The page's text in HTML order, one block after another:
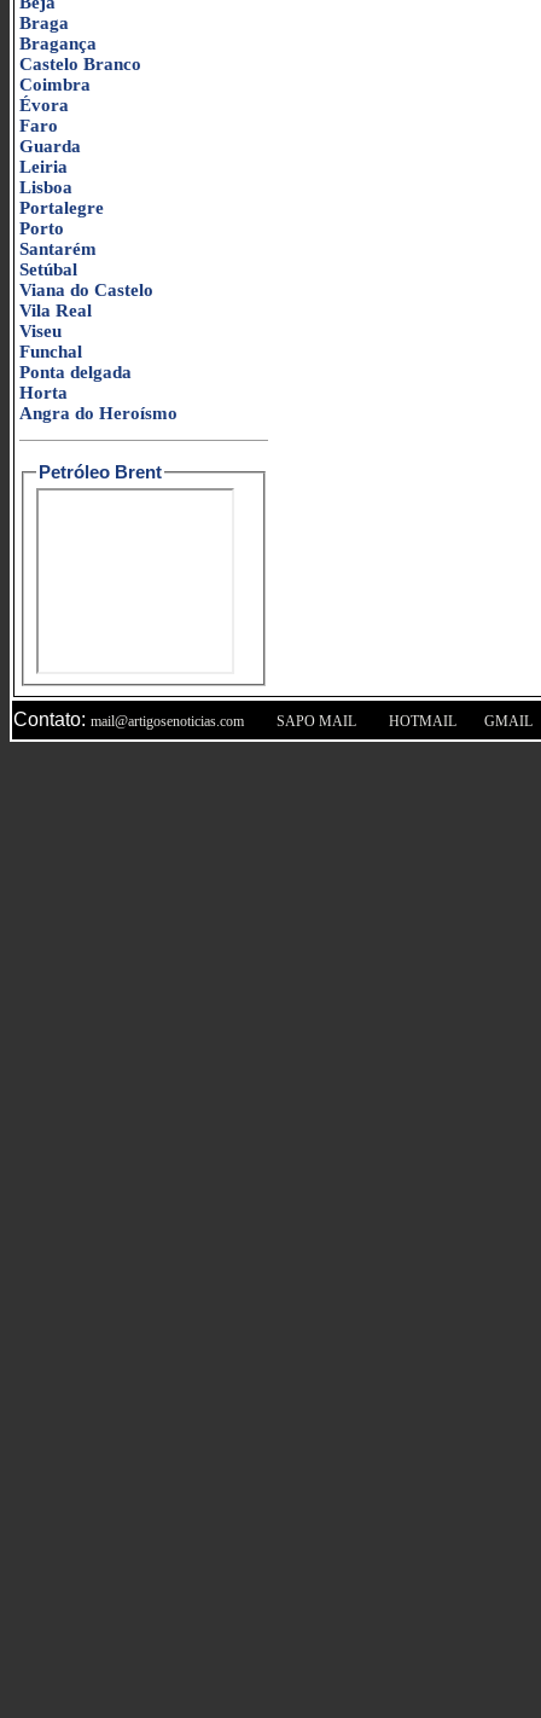
Braga
Bragança
Castelo Branco
Coimbra
Évora
Faro
Guarda
Leiria
Lisboa
Portalegre
Porto
Santarém
Setúbal
Viana do Castelo
Vila Real
Viseu
Funchal
Ponta delgada
Horta
Angra do Heroísmo
Petróleo Brent
Contato: mail@artigosenoticias.com SAPO MAIL HOTMAIL GMAIL